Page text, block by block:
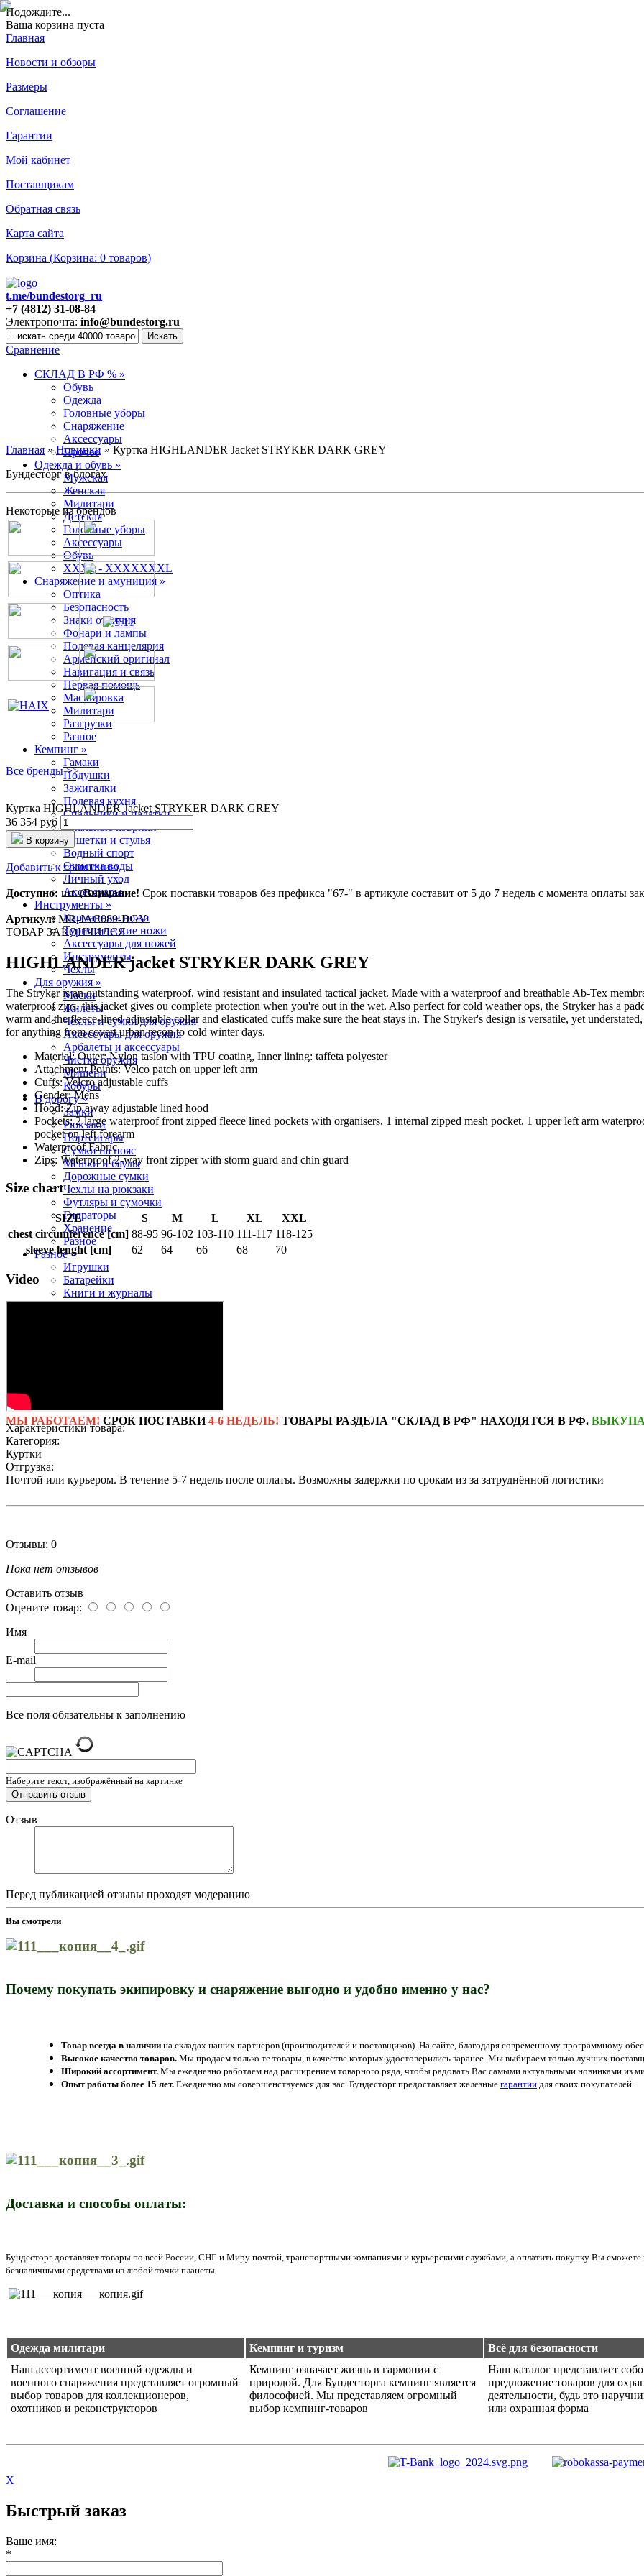
Подождите...
Ваша корзина пуста
Главная
Новости и обзоры
Размеры
Соглашение
Гарантии
Мой кабинет
Поставщикам
Обратная связь
Карта сайта
Корзина (Корзина: 0 товаров)
t.me/bundestorg_ru
+7 (4812) 31-08-84
Электропочта: info@bundestorg.ru
Сравнение
СКЛАД В РФ % »
Обувь
Одежда
Головные уборы
Снаряжение
Аксессуары
Прочее
Одежда и обувь »
Мужская
Женская
Милитари
Детская
Головные уборы
Аксессуары
Обувь
XXXL - XXXXXXXL
Снаряжение и амуниция »
Оптика
Безопасность
Знаки отличия
Фонари и лампы
Полевая канцелярия
Армейский оригинал
Навигация и связь
Первая помощь
Маскировка
Милитари
Разгрузки
Разное
Кемпинг »
Гамаки
Подушки
Зажигалки
Полевая кухня
Спальники и палатки
Спальные коврики
Кушетки и стулья
Водный спорт
Очистка воды
Личный уход
Аксессуары
Инструменты »
Карманные ножи
Туристические ножи
Аксессуары для ножей
Инструменты
Чехлы
Для оружия »
Маски
Жилеты
Чехлы и сумки для оружия
Аксессуары для оружия
Арбалеты и аксессуары
Чистка оружия
Мишени
Кобуры
В дорогу »
Замки
Рюкзаки
Портсигары
Сумки на пояс
Мешки и баулы
Дорожные сумки
Чехлы на рюкзаки
Футляры и сумочки
Гидраторы
Хранение
Разное
Разное »
Игрушки
Батарейки
Книги и журналы
Сувениры и прочее
МЫ РАБОТАЕМ! СРОК ПОСТАВКИ4-6 НЕДЕЛЬ! ТОВАРЫ РАЗДЕЛА "СКЛАД В РФ" НАХОДЯТСЯ В РФ.
Главная »Новинки » Куртка HIGHLANDER Jacket STRYKER DARK GREY
Бундесторг в блогах
Некоторые из брендов
Все бренды >>
Куртка HIGHLANDER Jacket STRYKER DARK GREY
36 354 руб
В корзину
Добавить к сравнению
Доступно: шт. (Внимание! Срок поставки товаров без префикса "67-" в артикуле составит от 5 до 7 недель с момента оплаты
Артикул: MR-JAC089-DGY
ТОВАР ЗАКОНЧИЛСЯ
HIGHLANDER jacket STRYKER DARK GREY
The Stryker is an outstanding waterproof, wind resistant and insulated tactical jacket. Made with a waterproof and breathable Ab-Tex
waterproof zips, this jacket gives ou complete protection when you're out in the wet. Also perfect for cold weather ops, the Stryker has a
warm and the fleece-lined adjustable collar and elasticated cuffs make sure the heat stays in. The Stryker's design is versatile, yet
for anything from covert urban recon to cold winter days.
Material: Outer: Nylon taslon with TPU coating, Inner lining: taffeta polyester
Attachment Points: Velco patch on upper left arm
Cuffs: Velcro adjustable cuffs
Gender: Mens
Hood: Zip away adjustable lined hood
Pockets: 2 large waterproof front zipped fleece lined pockets with organisers, 1 internal zipped mesh pocket, 1 upper left arm
pocket on left forearm
Waterproof Fabric
Zips: Waterproof 2-way front zipper with storm guard and chin guard
Size chart
SIZE S M L XL
XXL
chest circumference [cm] 88-95 96-102 103-110 111-117 118-125
sleeve lenght [cm]
62 64 66 68 70
Video
Характеристики товара:
Категория:
Куртки
Отгрузка:
Почтой или курьером. В течение 5-7 недель после оплаты. Возможны задержки по срокам из за затруднённой логистики
Отзывы: 0
Пока нет отзывов
Оставить отзыв
Оцените товар:
Имя
E-mail
Все поля обязательны к заполнению
Наберите текст, изображённый на картинке
Отзыв
Перед публикацией отзывы проходят модерацию
Вы смотрели
Почему покупать экипировку и снаряжение выгодно и удобно именно у нас?
Товар всегда в наличии на складах наших партнёров (производителей и поставщиков). На сайте, благодаря современному программному
Высокое качество товаров. Мы продаём только те товары, в качестве которых удостоверились заранее. Мы выбираем только лучших
Широкий ассортимент. Мы ежедневно работаем над расширением товарного ряда, чтобы радовать Вас самыми актуальными новинками из
Опыт работы более 15 лет. Ежедневно мы совершенствуемся для вас. Бундесторг предоставляет железные гарантии для своих покупателей.
Доставка и способы оплаты:
Бундесторг доставляет товары по всей России, СНГ и Миру почтой, транспортными компаниями и курьерскими службами, а оплатить покупку Вы
безналичными средствами из любой точки планеты.
Одежда милитари Кемпинг и туризм
Всё для безопасности
Наш ассортимент военной одежды и
военного снаряжения представляет огромный
выбор товаров для коллекционеров,
охотников и реконструкторов
Кемпинг означает жизнь в гармонии с
природой. Для Бундесторга кемпинг является
философией. Мы представляем огромный
выбор кемпинг-товаров
Наш каталог представляет
предложение товаров для
деятельности, будь это
или охранная форма
X
Быстрый заказ
Ваше имя:
*